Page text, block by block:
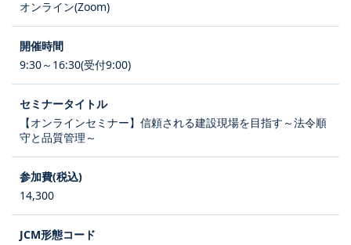
オンライン(Zoom)
9:30～16:30(受付9:00)
【オンラインセミナー】信頼される建設現場を目指す～法令順
守と品質管理～
14,300